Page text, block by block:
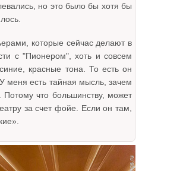
но это было бы хотя бы
которые сейчас делают в
с "Пионером", хоть и совсем
красные тона. То есть он
меня есть тайная мысль, зачем
Потому что большинству, может
за счет фойе. Если он там,